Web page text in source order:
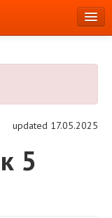
updated 17.05.2025
5